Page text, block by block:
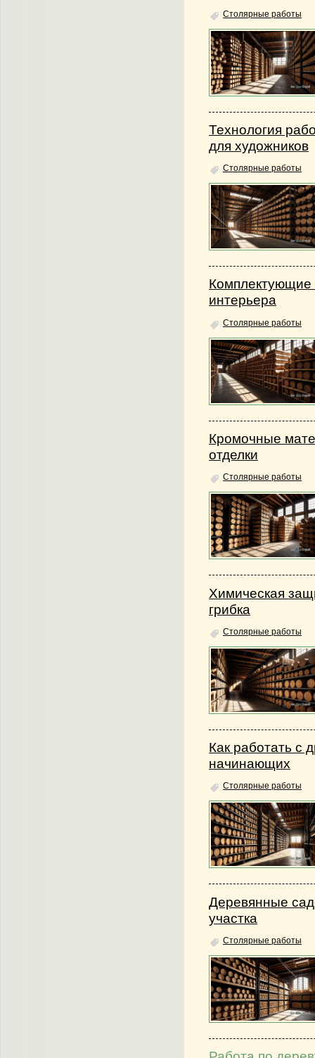
Столярные работы
Технология
для художников
Столярные работы
интерьера
Столярные работы
Кромочные
отделки
Столярные работы
Химическая
грибка
Столярные работы
Как работать с
начинающих
Столярные работы
Деревянные
участка
Столярные работы